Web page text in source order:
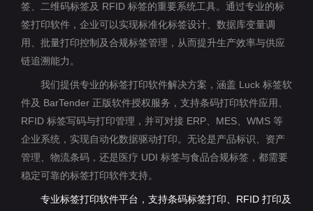
签、二维码标签及 RFID 标签的重要系统工具。通过专业的标
签打印软件，企业可以实现标准化标签设计、数据库变量调
用、批量打印控制及合规标签管理，从而提升生产效率与供应
链追溯能力。
我们提供专业的标签打印软件解决方案，涵盖 Luck 标签软
件及 BarTender 正版软件授权服务，支持条码打印软件应用、
RFID 标签写码与打印管理，并可对接 ERP、MES、WMS 等
企业系统，实现自动化数据驱动打印。无论是产品标识、资产
管理、物流条码，还是医疗 UDI 标签与食品合规标签，都需要
稳定可靠的标签打印软件支持。
专业标签打印软件平台，支持条码标签打印、RFID 打印及